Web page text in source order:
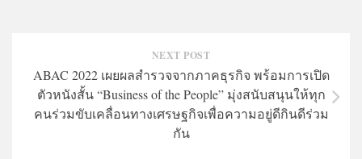
NEXT POST
ABAC 2022 เผยผลสำรวจจากภาคธุรกิจ พร้อมการเปิด
ตัวหนังสั้น “Business of the People” มุ่งสนับสนุนให้ทุก
คนร่วมขับเคลื่อนทางเศรษฐกิจเพื่อความอยู่ดีกินดีร่วม
กัน